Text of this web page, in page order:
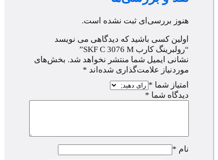
هنوز بررسی‌ای ثبت نشده است.
اولین کسی باشید که دیدگاهی می نویسد
“رولبرینگ کارب SKF C 3076 M”
نشانی ایمیل شما منتشر نخواهد شد. بخش‌های
موردنیاز علامت‌گذاری شده‌اند *
امتیاز شما *
دیدگاه شما *
نام *